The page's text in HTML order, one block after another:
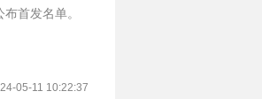
首发名单。
05-11 10:22:37